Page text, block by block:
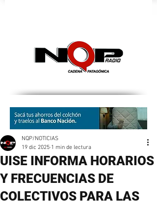
UISE INFORMA HORARIOS
Y FRECUENCIAS DE
COLECTIVOS PARA LAS
NQP/NOTICIAS
19 dic 2025 1 min de lectura